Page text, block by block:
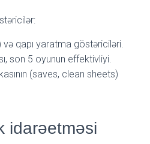
qapı yaratma göstəriciləri.
son 5 oyunun effektivliyi.
(saves, clean sheets)
idarəetməsi